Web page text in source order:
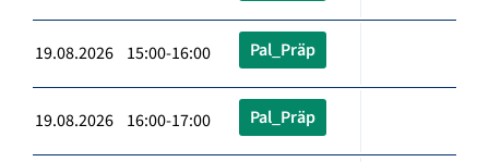
19.08.2026 15:00-16:00 Pal_Präp
19.08.2026 16:00-17:00 Pal_Präp